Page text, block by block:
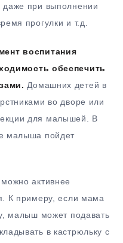
даже при выполнении
прогулки и т.д.
воспитания
обеспечить
Домашних детей в
во дворе или
для малышей. В
малыша пойдет
активнее
К примеру, если мама
малыш может подавать
в кастрюльку с